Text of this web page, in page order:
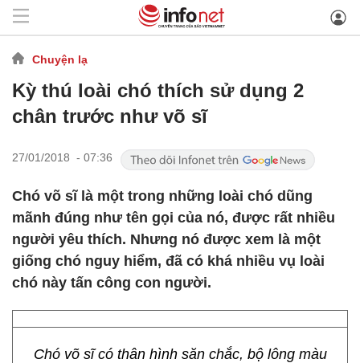
Chuyện lạ
Kỳ thú loài chó thích sử dụng 2
chân trước như võ sĩ
27/01/2018 - 07:36
Chó võ sĩ là một trong những loài chó dũng
mãnh đúng như tên gọi của nó, được rất nhiều
người yêu thích. Nhưng nó được xem là một
giống chó nguy hiểm, đã có khá nhiều vụ loài
chó này tấn công con người.
Chó võ sĩ có thân hình săn chắc, bộ lông màu